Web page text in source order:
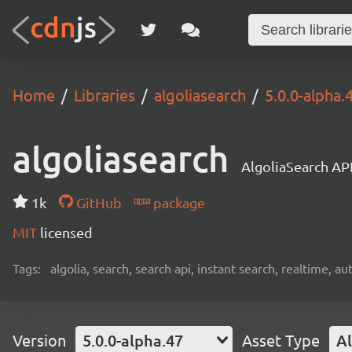
Home Libraries algoliasearch 5.0.0-
algoliasearch AlgoliaSearch
1k GitHub
package
MIT licensed
Tags: algolia, search, search api, instant search, realtime,
Version 5.0.0-alpha.47 Asset Type